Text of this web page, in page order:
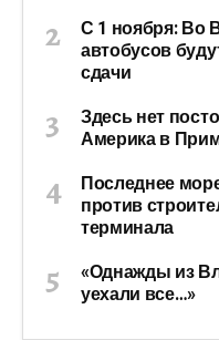
С 1 ноября: Во
автобусов
сдачи
Здесь нет
Америка в
Последнее
против
терминала
«Однажды из
уехали все…»